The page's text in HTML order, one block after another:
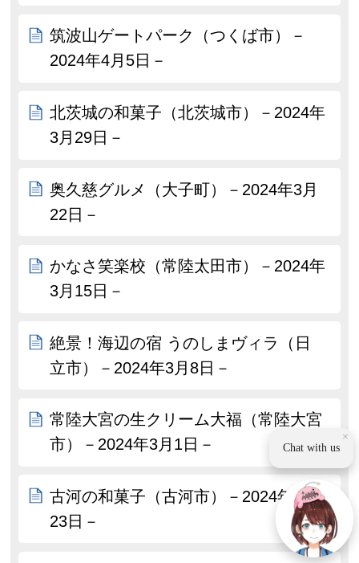
筑波山ゲートパーク（つくば市）－
2024年4月5日－
北茨城の和菓子（北茨城市）－2024年
3月29日－
奥久慈グルメ（大子町）－2024年3月
22日－
かなさ笑楽校（常陸太田市）－2024年
3月15日－
絶景！海辺の宿 うのしまヴィラ（日
立市）－2024年3月8日－
常陸大宮の生クリーム大福（常陸大宮
市）－2024年3月1日－
古河の和菓子（古河市）－2024年2月
23日－
×
Chat with us